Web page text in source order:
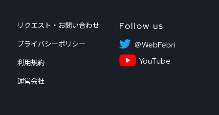
リクエスト・お問い合わせ
プライバシーポリシー
利用規約
運営会社
Follow us
＠WebFebri
YouTube